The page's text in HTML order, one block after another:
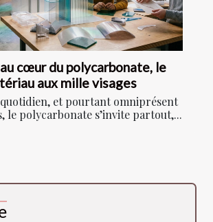
cœur du polycarbonate, le
aux mille visages
et pourtant omniprésent
le polycarbonate s’invite partout,...